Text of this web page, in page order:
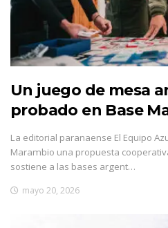
Un juego de mesa
probado en Base
La editorial paranaense El Equipo
Marambio una propuesta
sostiene a las bases argent…
mayo 20, 2026